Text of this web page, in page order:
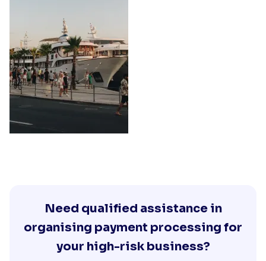
Need qualified assistance in
organising payment processing for
your high-risk business?